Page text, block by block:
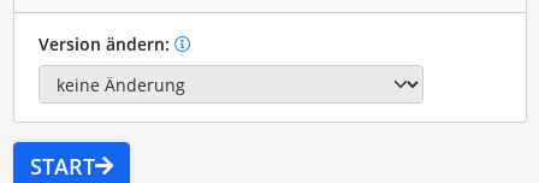
Version ändern:
START